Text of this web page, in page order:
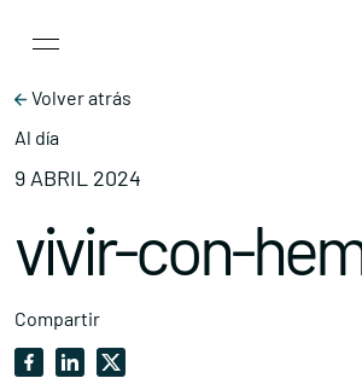
Main Navigation
Volver atrás
Al día
9 ABRIL 2024
vivir-con-
Compartir